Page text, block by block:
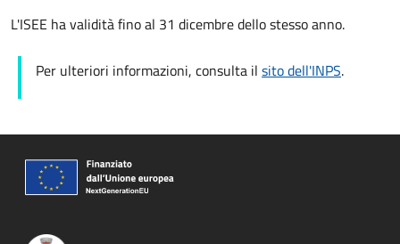
L'ISEE ha validità fino al 31 dicembre dello stesso anno.
Per ulteriori informazioni, consulta il sito dell'INPS.